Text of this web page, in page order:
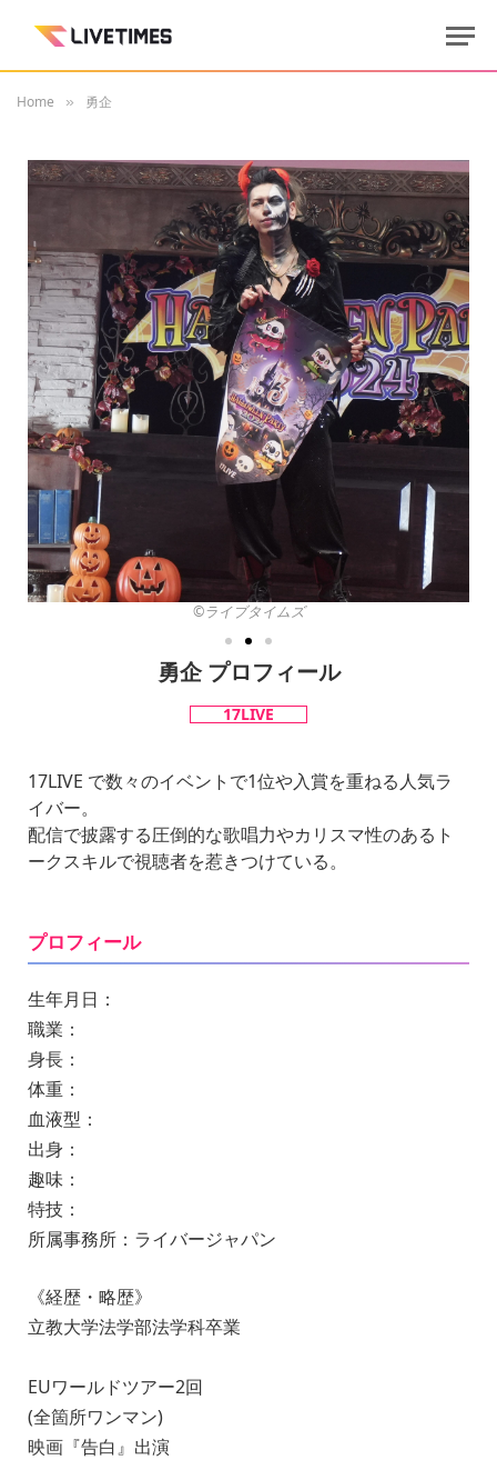
Home » 勇企
©︎ライブタイムズ
勇企 プロフィール
17LIVE
17LIVE で数々のイベントで1位や入賞を重ねる人気ラ
イバー。
配信で披露する圧倒的な歌唱力やカリスマ性のあるト
ークスキルで視聴者を惹きつけている。
プロフィール
生年月日：
職業：
身長：
体重：
血液型：
出身：
趣味：
特技：
所属事務所：ライバージャパン
《経歴・略歴》
立教大学法学部法学科卒業
EUワールドツアー2回
(全箇所ワンマン)
映画『告白』出演